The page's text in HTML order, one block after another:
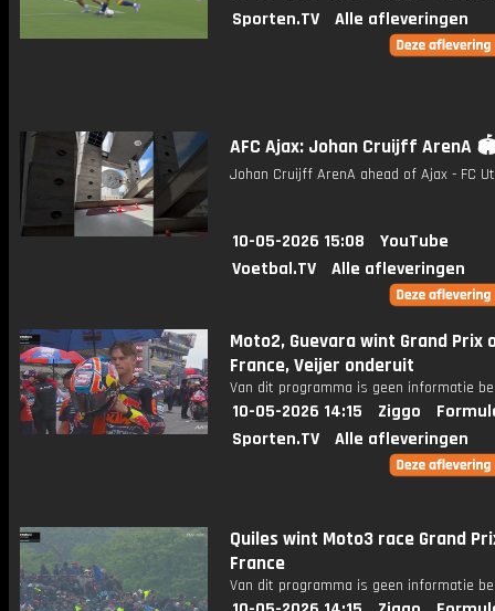
Sporten.TV
Alle afleveringen
AFC Ajax: Johan Cruijff ArenA
Johan Cruijff ArenA ahead of Ajax - FC
10-05-2026 15:08
YouTube
Voetbal.TV
Alle afleveringen
Moto2, Guevara wint Grand Prix
France, Veijer onderuit
Van dit programma is geen informatie
10-05-2026 14:15 Ziggo
Sporten.TV
Alle afleveringen
Quiles wint Moto3 race Grand
France
Van dit programma is geen informatie